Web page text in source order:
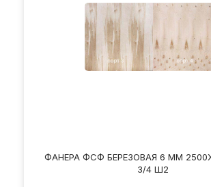
ФАНЕРА ФСФ БЕРЕЗОВАЯ 6 ММ
3/4 Ш2